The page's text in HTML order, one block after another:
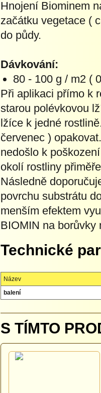
Hnojení Biominem
začátku vegetace (
do půdy.
Dávkování:
80 - 100 g / m2 (
Při aplikaci přímo k
starou polévkovou
lžíce k jedné
červenec )
nedošlo k
okolí rostliny
Následně
povrchu substrátu
menším efektem
BIOMIN na borůvky
Technické
Název
balení
S TÍMTO